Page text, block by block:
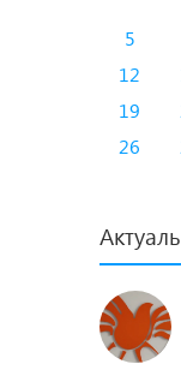
5
12
19
26